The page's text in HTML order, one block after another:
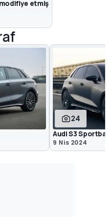
etmiş
24
Audi S3
9 Nis 2024